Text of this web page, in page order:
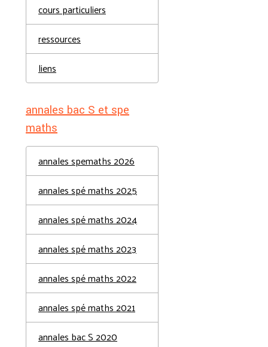
cours particuliers
ressources
liens
annales bac S et spe
maths
annales spemaths 2026
annales spé maths 2025
annales spé maths 2024
annales spé maths 2023
annales spé maths 2022
annales spé maths 2021
annales bac S 2020